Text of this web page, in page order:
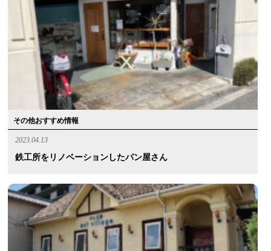
その他おすすめ情報
2023.04.13
鉄工所をリノベーションしたパン屋さん